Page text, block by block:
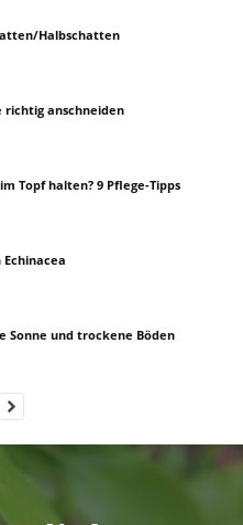
Halbschatten
richtig anschneiden
Topf halten? 9 Pflege-Tipps
Sonne und trockene Böden